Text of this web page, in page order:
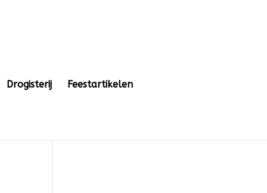
Drogisterij Feestartikelen